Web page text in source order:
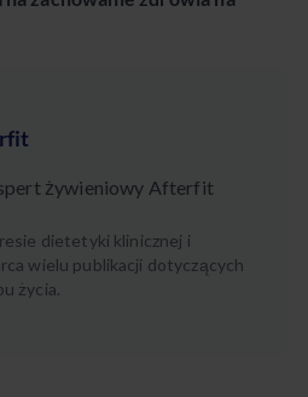
żywieniowy Afterfit
dietetyki klinicznej i
wielu publikacji dotyczących
życia.